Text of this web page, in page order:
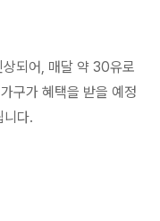
되어, 매달 약 30유로
구가 혜택을 받을 예정
다.